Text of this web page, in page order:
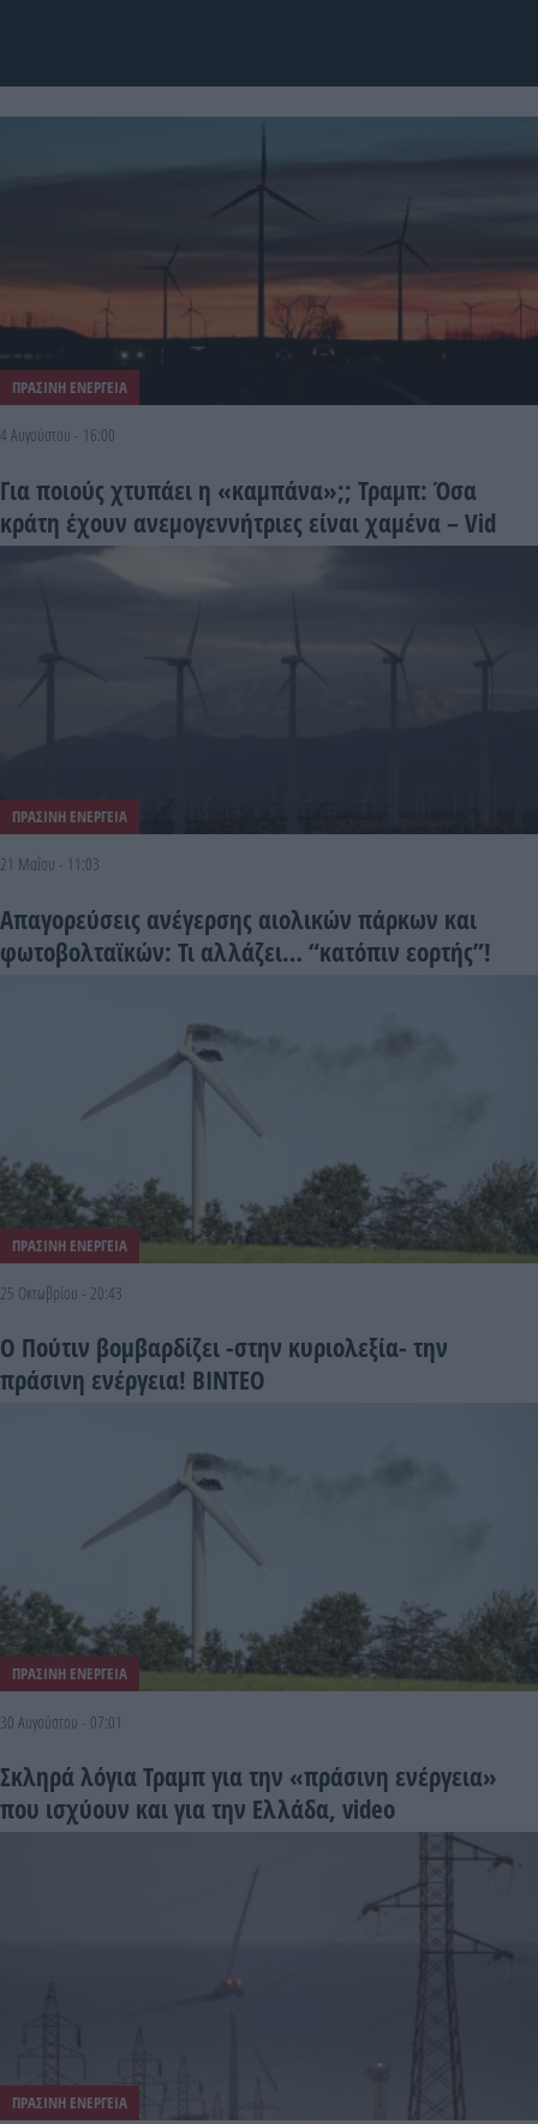
ΠΡΑΣΙΝΗ ΕΝΕΡΓΕΙΑ
4 Αυγούστου - 16:00
Για ποιούς χτυπάει η «καμπάνα»;; Τραμπ: Όσα
κράτη έχουν ανεμογεννήτριες είναι χαμένα – Vid
ΠΡΑΣΙΝΗ ΕΝΕΡΓΕΙΑ
21 Μαΐου - 11:03
Απαγορεύσεις ανέγερσης αιολικών πάρκων και
φωτοβολταϊκών: Τι αλλάζει… “κατόπιν εορτής”!
ΠΡΑΣΙΝΗ ΕΝΕΡΓΕΙΑ
25 Οκτωβρίου - 20:43
Ο Πούτιν βομβαρδίζει -στην κυριολεξία- την
πράσινη ενέργεια! ΒΙΝΤΕΟ
ΠΡΑΣΙΝΗ ΕΝΕΡΓΕΙΑ
30 Αυγούστου - 07:01
Σκληρά λόγια Τραμπ για την «πράσινη ενέργεια»
που ισχύουν και για την Ελλάδα, video
ΠΡΑΣΙΝΗ ΕΝΕΡΓΕΙΑ